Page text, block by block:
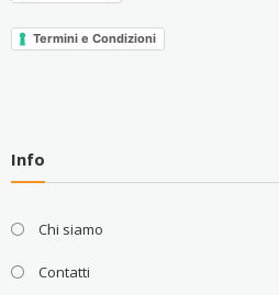
Termini e Condizioni
Info
Chi siamo
Contatti